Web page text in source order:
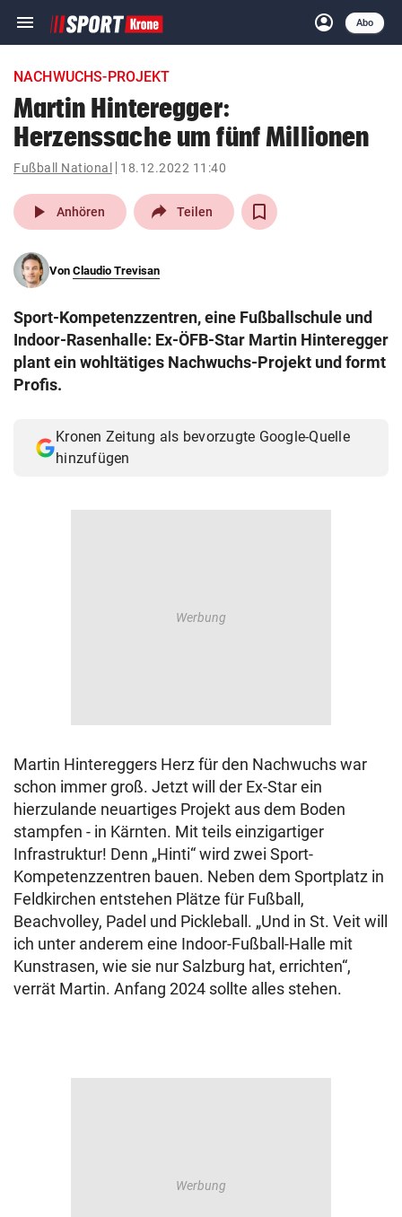
menu Navigation
ein-/ausklappen
account_circle
Anmelden
Abo
close Schließen
account_circle Anmelden
arrow_right
pin_drop
Wien arrow_right
search
eingeben
Muthgasse 2, 1190 Wien
NACHWUCHS-PROJEKT
Martin Hinteregger:
Herzenssache um fünf Millionen
Fußball National 18.12.2022 11:40
play_arrow Anhören Teilen
Von Claudio Trevisan
Sport-Kompetenzzentren, eine Fußballschule und
Indoor-Rasenhalle: Ex-ÖFB-Star Martin Hinteregger
plant ein wohltätiges Nachwuchs-Projekt und formt
Profis.
Kronen Zeitung als bevorzugte Google-Quelle
hinzufügen
Martin Hintereggers Herz für den Nachwuchs war
schon immer groß. Jetzt will der Ex-Star ein
hierzulande neuartiges Projekt aus dem Boden
stampfen - in Kärnten. Mit teils einzigartiger
Infrastruktur! Denn „Hinti“ wird zwei Sport-
Kompetenzzentren bauen. Neben dem Sportplatz in
Feldkirchen entstehen Plätze für Fußball,
Beachvolley, Padel und Pickleball. „Und in St. Veit will
ich unter anderem eine Indoor-Fußball-Halle mit
Kunstrasen, wie sie nur Salzburg hat, errichten“,
verrät Martin. Anfang 2024 sollte alles stehen.